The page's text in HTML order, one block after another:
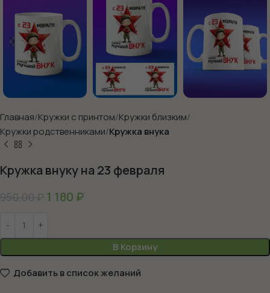
Главная Кружки с принтом Кружки близким
Кружки родственниками Кружка внука
Кружка внуку на 23 февраля
950,00₽ 1 180 ₽
В Корзину
Добавить в список желаний